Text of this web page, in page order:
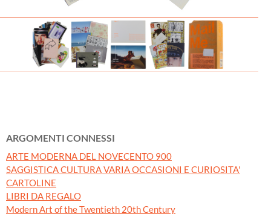
ARGOMENTI CONNESSI
ARTE MODERNA DEL NOVECENTO 900
SAGGISTICA CULTURA VARIA OCCASIONI E CURIOSITA'
CARTOLINE
LIBRI DA REGALO
Modern Art of the Twentieth 20th Century